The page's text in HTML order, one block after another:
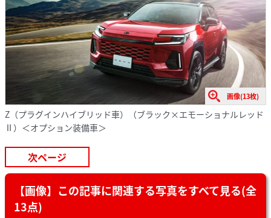
画像(13枚)
Z（プラグインハイブリッド車）（ブラック×エモーショナルレッド
Ⅱ）＜オプション装備車＞
次ページ
【画像】この記事に関連する写真をすべて見る(全
13点)